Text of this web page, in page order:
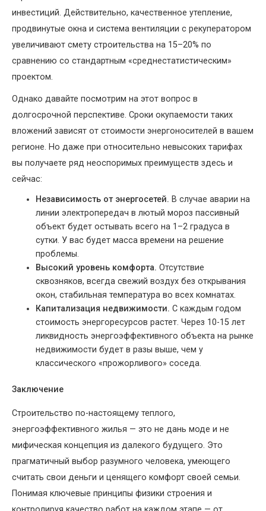
инвестиций. Действительно, качественное утепление,
продвинутые окна и система вентиляции с рекуператором
увеличивают смету строительства на 15–20% по
сравнению со стандартным «среднестатистическим»
проектом.
Однако давайте посмотрим на этот вопрос в
долгосрочной перспективе. Сроки окупаемости таких
вложений зависят от стоимости энергоносителей в вашем
регионе. Но даже при относительно невысоких тарифах
вы получаете ряд неоспоримых преимуществ здесь и
сейчас:
Независимость от энергосетей. В случае аварии на
линии электропередач в лютый мороз пассивный
объект будет остывать всего на 1–2 градуса в
сутки. У вас будет масса времени на решение
проблемы.
Высокий уровень комфорта. Отсутствие
сквозняков, всегда свежий воздух без открывания
окон, стабильная температура во всех комнатах.
Капитализация недвижимости. С каждым годом
стоимость энергоресурсов растет. Через 10-15 лет
ликвидность энергоэффективного объекта на рынке
недвижимости будет в разы выше, чем у
классического «прожорливого» соседа.
Заключение
Строительство по-настоящему теплого,
энергоэффективного жилья — это не дань моде и не
мифическая концепция из далекого будущего. Это
прагматичный выбор разумного человека, умеющего
считать свои деньги и ценящего комфорт своей семьи.
Понимая ключевые принципы физики строения и